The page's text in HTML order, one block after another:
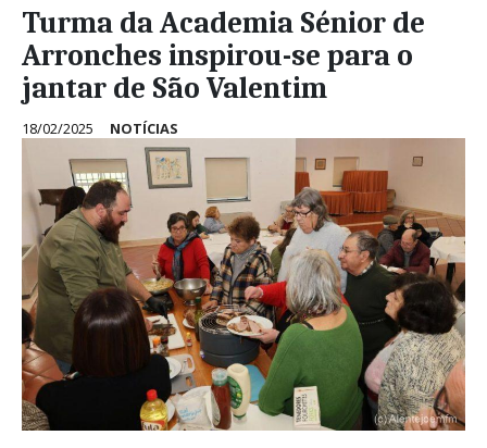
Turma da Academia Sénior de
Arronches inspirou-se para o
jantar de São Valentim
18/02/2025 NOTÍCIAS